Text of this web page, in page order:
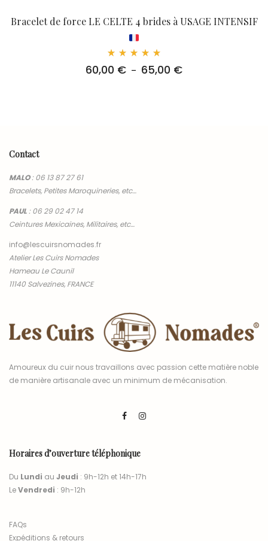
Bracelet de force LE CELTE 4 brides à USAGE INTENSIF
5.00
60,00 € – 65,00 €Plage
Contact
MALO:06 13 87 27 61
Bracelets, Petites Maroquineries, etc…
PAUL:06 29 02 47 14
Ceintures Mexicaines, Militaires, etc…
info@lescuirsnomades.fr
Atelier Les Cuirs Nomades
Hameau Le Caunil
11140 Salvezines, FRANCE
Amoureux du cuir nous travaillons avec passion cette matière noble
de manière artisanale avec un minimum de mécanisation.
Horaires d’ouverture téléphonique
Du Lundi au Jeudi : 9h-12h et 14h-17h
LeVendredi : 9h-12h
FAQs
Expéditions & retours